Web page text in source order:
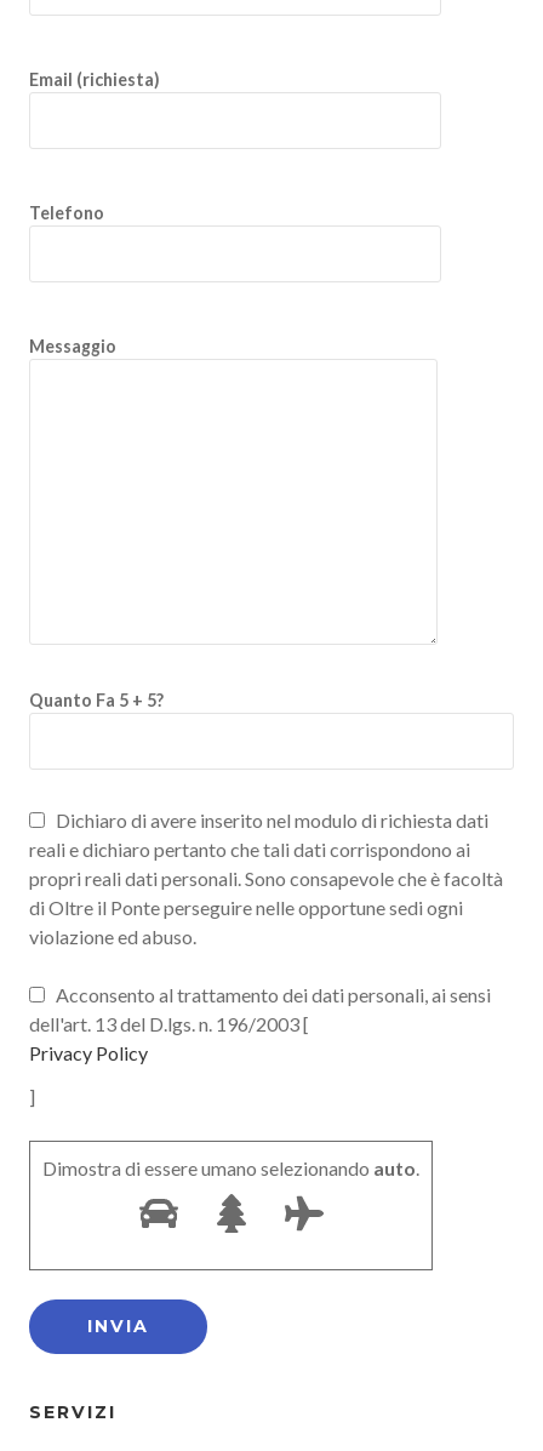
Email (richiesta)
Telefono
Messaggio
Quanto Fa 5 + 5?
Dichiaro di avere inserito nel modulo di richiesta dati
reali e dichiaro pertanto che tali dati corrispondono ai
propri reali dati personali. Sono consapevole che è facoltà
di Oltre il Ponte perseguire nelle opportune sedi ogni
violazione ed abuso.
Acconsento al trattamento dei dati personali, ai sensi
dell'art. 13 del D.lgs. n. 196/2003 [
Privacy Policy
]
Dimostra di essere umano selezionando auto.
SERVIZI